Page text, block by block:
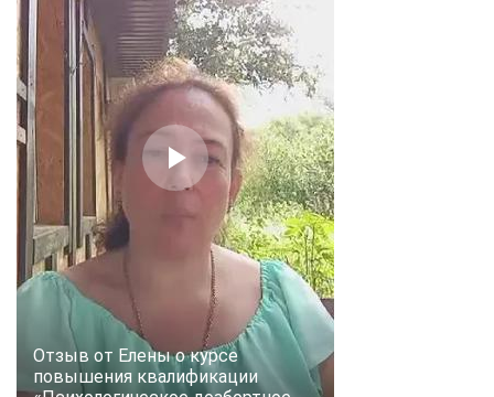
Отзыв от Елены о курсе
повышения квалификации
Max